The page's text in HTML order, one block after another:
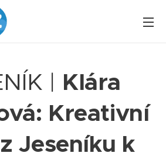
| Klára
Kreativní
Jeseníku k